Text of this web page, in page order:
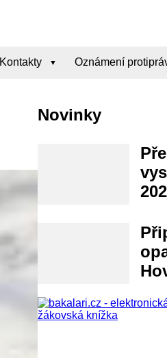
Kontakty Oznámení
Novinky